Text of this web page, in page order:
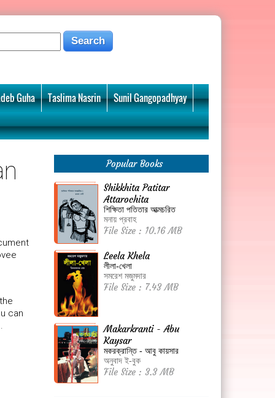
Guha Taslima Nasrin Sunil Gangopadhyay
can
Popular Books
Shikkhita Patitar
Attarochita
শিক্ষিতা পতিতার আত্মচরিত
মনায় প্রবাহ
File Size : 10.16 MB
Leela Khela
লীলা-খেলা
সমরেশ মজুমদার
File Size : 7.43 MB
Makarkranti - Abu
Kaysar
মকরক্রান্তি - আবু কায়সার
অনুবাদ ই-বুক
File Size : 3.3 MB